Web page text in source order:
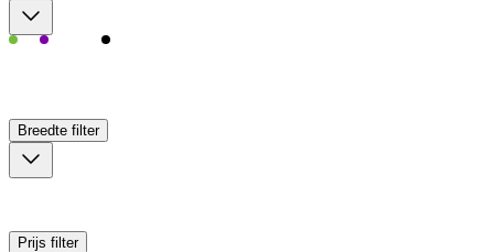
Breedte filter
Prijs filter